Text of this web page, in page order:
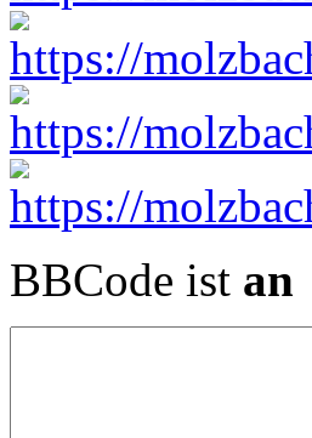
BBCode ist an